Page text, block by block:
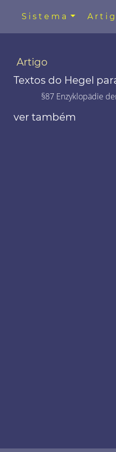
Sistema
Artigo
Textos do Hegel
§87 Enzyklopädie
ver também